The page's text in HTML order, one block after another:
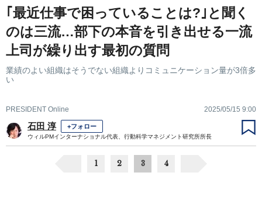
｢最近仕事で困っていることは?｣と聞く
のは三流…部下の本音を引き出せる一流
上司が繰り出す最初の質問
業績のよい組織はそうでない組織よりコミュニケーション量が3倍多
い
PRESIDENT Online 2025/05/15 9:00
石田 淳 +フォロー
ウィルPMインターナショナル代表、行動科学マネジメント研究所所長
1 2 3 4